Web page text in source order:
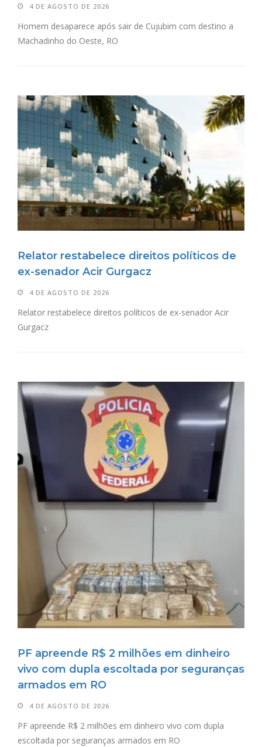
4 DE AGOSTO DE 2026
Homem desaparece após sair de Cujubim com destino a
Machadinho do Oeste, RO
Relator restabelece direitos políticos de
ex-senador Acir Gurgacz
4 DE AGOSTO DE 2026
Relator restabelece direitos políticos de ex-senador Acir
Gurgacz
PF apreende R$ 2 milhões em dinheiro
vivo com dupla escoltada por seguranças
armados em RO
4 DE AGOSTO DE 2026
PF apreende R$ 2 milhões em dinheiro vivo com dupla
escoltada por seguranças armados em RO